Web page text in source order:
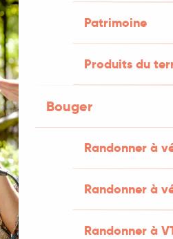
Patrimoine
Produits du
Bouger
Randonner à
Randonner à
Randonner à